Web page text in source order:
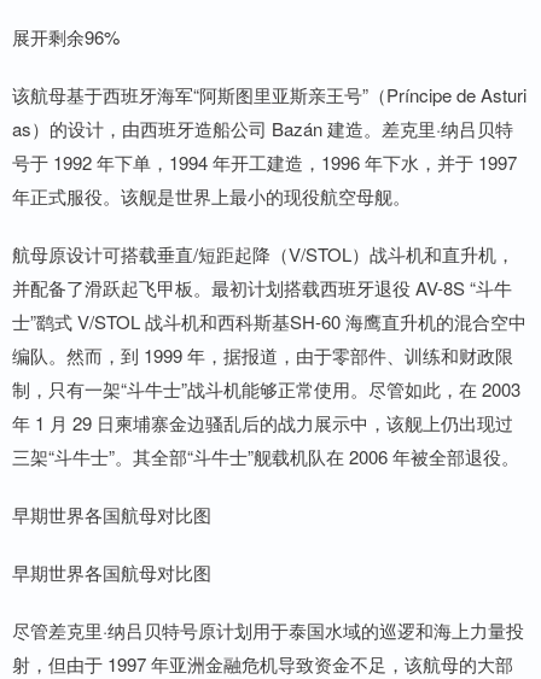
展开剩余96%
该航母基于西班牙海军“阿斯图里亚斯亲王号”（Príncipe de Asturi
as）的设计，由西班牙造船公司 Bazán 建造。差克里·纳吕贝特
号于 1992 年下单，1994 年开工建造，1996 年下水，并于 1997
年正式服役。该舰是世界上最小的现役航空母舰。
航母原设计可搭载垂直/短距起降（V/STOL）战斗机和直升机，
并配备了滑跃起飞甲板。最初计划搭载西班牙退役 AV-8S “斗牛
士”鹞式 V/STOL 战斗机和西科斯基SH-60 海鹰直升机的混合空中
编队。然而，到 1999 年，据报道，由于零部件、训练和财政限
制，只有一架“斗牛士”战斗机能够正常使用。尽管如此，在 2003
年 1 月 29 日柬埔寨金边骚乱后的战力展示中，该舰上仍出现过
三架“斗牛士”。其全部“斗牛士”舰载机队在 2006 年被全部退役。
早期世界各国航母对比图
早期世界各国航母对比图
尽管差克里·纳吕贝特号原计划用于泰国水域的巡逻和海上力量投
射，但由于 1997 年亚洲金融危机导致资金不足，该航母的大部